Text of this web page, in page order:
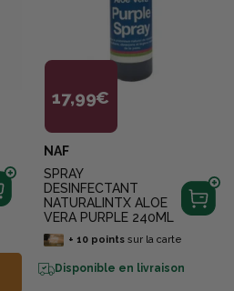
17,99€
NAF
SPRAY
DESINFECTANT
NATURALINTX ALOE
VERA PURPLE 240ML
+ 10pointssur la carte
Disponible en livraison